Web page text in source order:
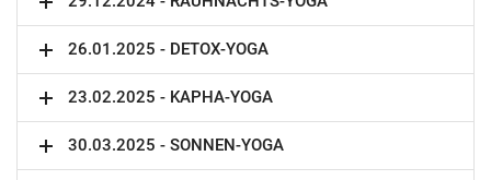
26.01.2025 - DETOX-YOGA
23.02.2025 - KAPHA-YOGA
30.03.2025 - SONNEN-YOGA